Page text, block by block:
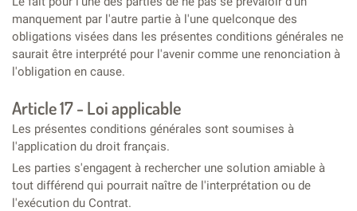
manquement par l'autre partie à l'une quelconque des
obligations visées dans les présentes conditions générales ne
saurait être interprété pour l'avenir comme une renonciation à
l'obligation en cause.
Article 17 - Loi applicable
Les présentes conditions générales sont soumises à
l'application du droit français.
Les parties s'engagent à rechercher une solution amiable à
tout différend qui pourrait naître de l'interprétation ou de
l'exécution du Contrat.